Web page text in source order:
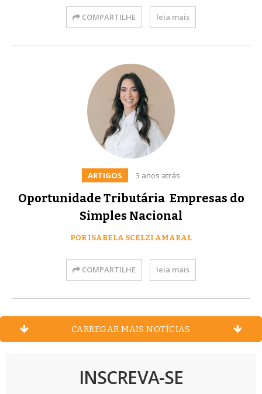
COMPARTILHE leia mais
ARTIGOS 3 anos atrás
Oportunidade Tributária  Empresas do
Simples Nacional
POR ISABELA SCELZI AMARAL
COMPARTILHE leia mais
CARREGAR MAIS NOTÍCIAS
INSCREVA-SE